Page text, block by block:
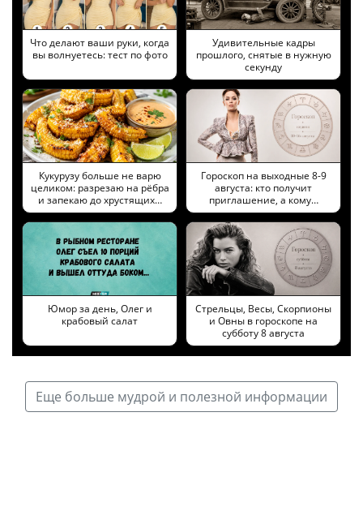
Что делают ваши руки, когда
вы волнуетесь: тест по фото
Удивительные кадры
прошлого, снятые в нужную
секунду
Кукурузу больше не варю
целиком: разрезаю на рёбра
и запекаю до хрустящих…
Гороскоп на выходные 8-9
августа: кто получит
приглашение, а кому…
Юмор за день, Олег и
крабовый салат
Стрельцы, Весы, Скорпионы
и Овны в гороскопе на
субботу 8 августа
Еще больше мудрой и полезной информации